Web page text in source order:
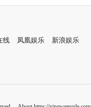
线 凤凰娱乐
新浪娱乐